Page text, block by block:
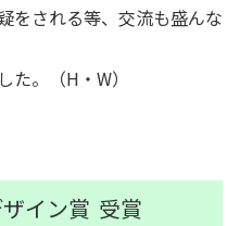
をされる等、交流も盛んな
。（H・W）
イン賞 受賞